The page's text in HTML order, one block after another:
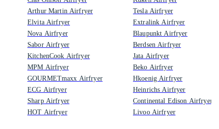
Arthur Martin Airfryer
Elvita Airfryer
Nova Airfryer
Sabor Airfryer
KitchenCook Airfryer
MPM Airfryer
GOURMETmaxx Airfryer
ECG Airfryer
Sharp Airfryer
HOT Airfryer
Tesla Airfryer
Extralink Airfryer
Blaupunkt Airfryer
Berdsen Airfryer
Jata Airfryer
Beko Airfryer
Hkoenig Airfryer
Heinrichs Airfryer
Continental Edison Airfryer
Livoo Airfryer